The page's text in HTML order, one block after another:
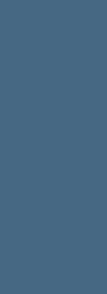
Europos
Antonella
Europos
ir garso